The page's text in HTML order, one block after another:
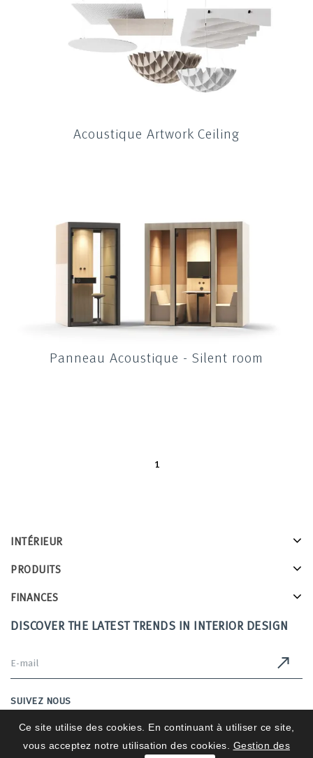
Acoustique Artwork Ceiling
Panneau Acoustique - Silent room
1
INTÉRIEUR
PRODUITS
FINANCES
DISCOVER THE LATEST TRENDS IN INTERIOR DESIGN
SUIVEZ NOUS
Ce site utilise des cookies. En continuant à utiliser ce site,
vous acceptez notre utilisation des cookies.
Gestion des